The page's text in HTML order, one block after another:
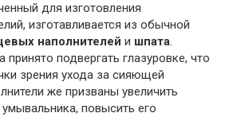
для изготовления
изготавливается из обычной
наполнителей и шпата.
подвергать глазуровке, что
зрения ухода за сияющей
же призваны увеличить
повысить его